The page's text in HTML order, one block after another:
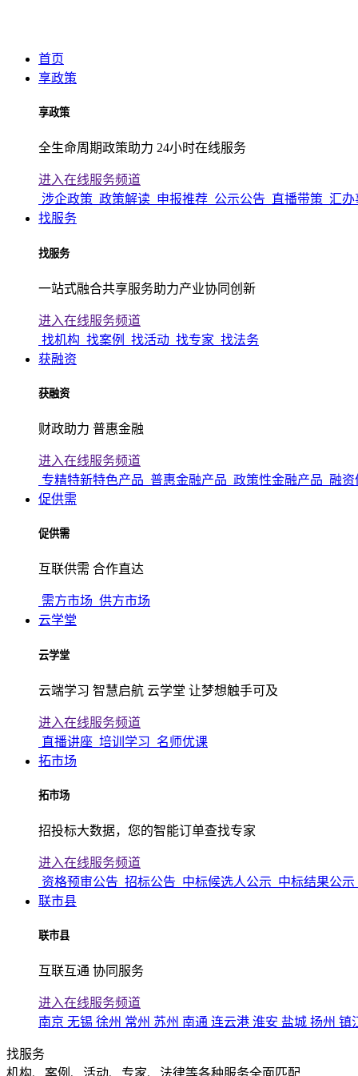
首页
享政策
享政策
全生命周期政策助力 24小时在线服务
进入在线服务频道
涉企政策 政策解读 申报推荐 公示公告 直播带策 汇办
找服务
找服务
一站式融合共享服务助力产业协同创新
进入在线服务频道
找机构 找案例 找活动 找专家 找法务
获融资
获融资
财政助力 普惠金融
进入在线服务频道
专精特新特色产品 普惠金融产品 政策性金融产品 融资
促供需
促供需
互联供需 合作直达
需方市场 供方市场
云学堂
云学堂
云端学习 智慧启航 云学堂 让梦想触手可及
进入在线服务频道
直播讲座 培训学习 名师优课
拓市场
拓市场
招投标大数据，您的智能订单查找专家
进入在线服务频道
资格预审公告 招标公告 中标候选人公示 中标结果公示
联市县
联市县
互联互通 协同服务
进入在线服务频道
南京 无锡 徐州 常州 苏州 南通 连云港 淮安 盐城 扬州 镇
找服务